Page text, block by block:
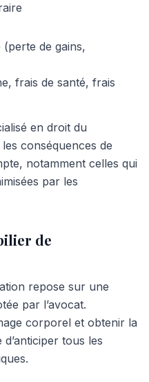
de gains,
frais de santé, frais
en droit du
conséquences de
notamment celles qui
par les
de
repose sur une
par l’avocat.
corporel et obtenir la
tous les